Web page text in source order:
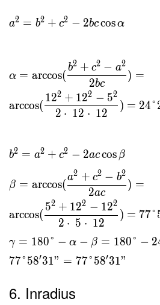
2 \cdot
= 4{,}89
a2 = b2 + c2 − 2bccosα
α = arccos(
2bc
b2 + c2 − a2
) =
arccos(
2 ⋅ 12 ⋅ 12
122 + 122 − 52
) = 24°
b2 = a2 + c2 − 2accos β
β = arccos(
2ac
a2 + c2 − b2
) =
arccos(
2 ⋅ 5 ⋅ 12
52 + 122 − 122
) = 77°
γ = 180° − α − β = 180° − 2
77°58′31" = 77°58′31"
6. Inradius